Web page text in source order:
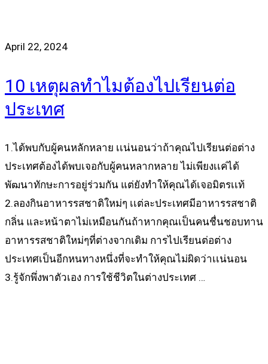
April 22, 2024
10 เหตุผลทำไมต้องไปเรียนต่อ
ประเทศ
1.ได้พบกับผู้คนหลักหลาย เเน่นอนว่าถ้าคุณไปเรียนต่อต่าง
ประเทศต้องได้พบเจอกับผู้คนหลากหลาย ไม่เพียงเเค่ได้
พัฒนาทักษะการอยู่ร่วมกัน แต่ยังทำให้คุณได้เจอมิตรเเท้
2.ลองกินอาหารรสชาติใหม่ๆ เเต่ละประเทศมีอาหารรสชาติ
กลิ่น และหน้าตาไม่เหมือนกันถ้าหากคุณเป็นคนชื่นชอบทาน
อาหารรสชาติใหม่ๆที่ต่างจากเดิม การไปเรียนต่อต่าง
ประเทศเป็นอีกหนทางหนึ่งที่จะทำให้คุณไม่ผิดว่าเเน่นอน
3.รู้จักพึ่งพาตัวเอง การใช้ชีวิตในต่างประเทศ …